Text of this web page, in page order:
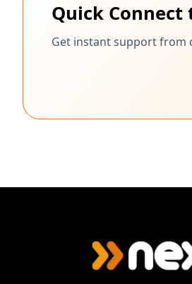
Quick Connect
Get instant support from